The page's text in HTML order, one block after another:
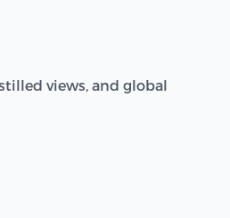
views, and global